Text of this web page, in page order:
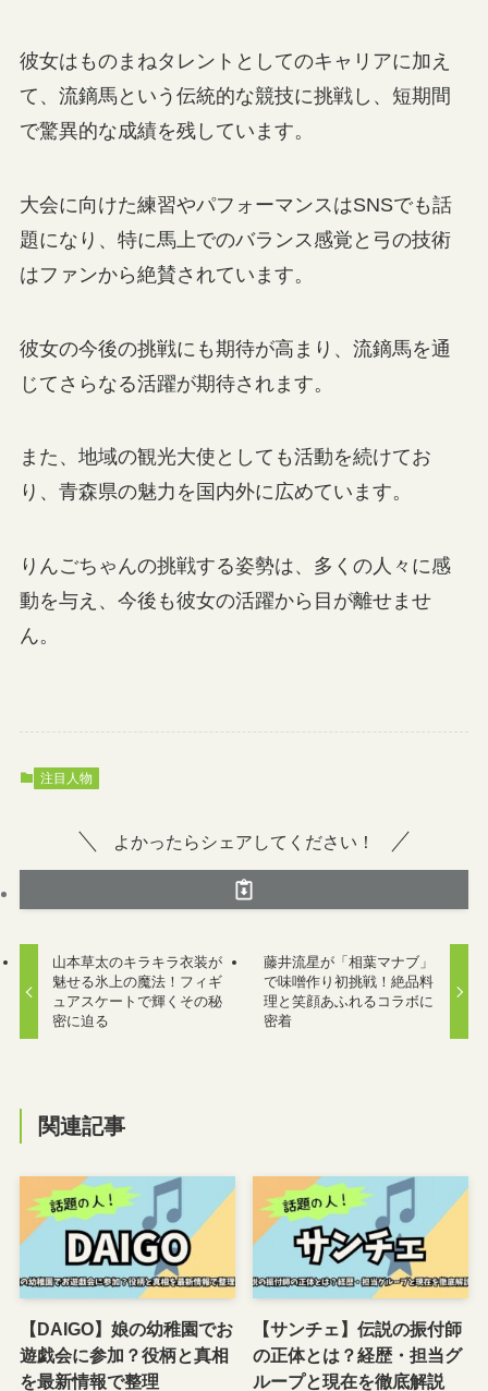
彼女はものまねタレントとしてのキャリアに加え
て、流鏑馬という伝統的な競技に挑戦し、短期間
で驚異的な成績を残しています。
大会に向けた練習やパフォーマンスはSNSでも話
題になり、特に馬上でのバランス感覚と弓の技術
はファンから絶賛されています。
彼女の今後の挑戦にも期待が高まり、流鏑馬を通
じてさらなる活躍が期待されます。
また、地域の観光大使としても活動を続けてお
り、青森県の魅力を国内外に広めています。
りんごちゃんの挑戦する姿勢は、多くの人々に感
動を与え、今後も彼女の活躍から目が離せませ
ん。
注目人物
よかったらシェアしてください！
山本草太のキラキラ衣装が
魅せる氷上の魔法！フィギ
ュアスケートで輝くその秘
密に迫る
藤井流星が「相葉マナブ」
で味噌作り初挑戦！絶品料
理と笑顔あふれるコラボに
密着
関連記事
【DAIGO】娘の幼稚園でお
遊戯会に参加？役柄と真相
を最新情報で整理
【サンチェ】伝説の振付師
の正体とは？経歴・担当グ
ループと現在を徹底解説